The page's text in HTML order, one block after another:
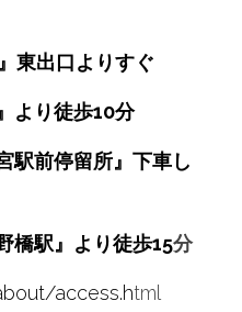
東出口よりすぐ
より徒歩10分
駅前停留所』下車し
橋駅』より徒歩15分
access.html